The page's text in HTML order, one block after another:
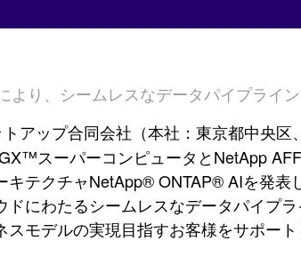
より、シームレスなデータパイプライ
アップ合同会社（本社：東京都中央区
スーパーコンピュータとNetApp
キテクチャNetApp® ONTAP® AIを発
ドにわたるシームレスなデータパイプ
スモデルの実現目指すお客様をサポート